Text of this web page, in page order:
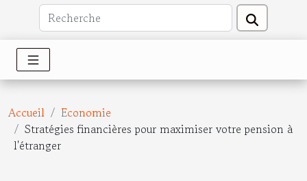
Accueil
Economie
Stratégies financières pour maximiser votre pension à
l'étranger